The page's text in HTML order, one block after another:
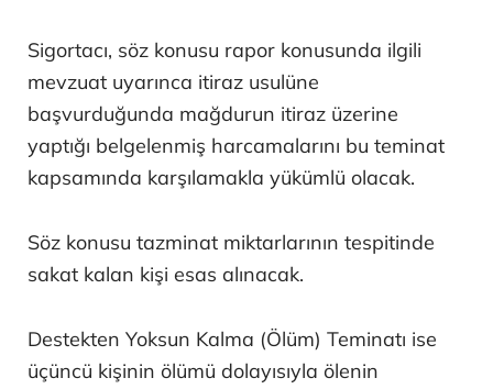
Sigortacı, söz konusu rapor konusunda ilgili
mevzuat uyarınca itiraz usulüne
başvurduğunda mağdurun itiraz üzerine
yaptığı belgelenmiş harcamalarını bu teminat
kapsamında karşılamakla yükümlü olacak.
Söz konusu tazminat miktarlarının tespitinde
sakat kalan kişi esas alınacak.
Destekten Yoksun Kalma (Ölüm) Teminatı ise
üçüncü kişinin ölümü dolayısıyla ölenin